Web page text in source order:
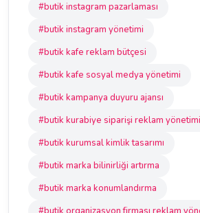
#butik instagram pazarlaması
#butik instagram yönetimi
#butik kafe reklam bütçesi
#butik kafe sosyal medya yönetimi
#butik kampanya duyuru ajansı
#butik kurabiye siparişi reklam yönetimi
#butik kurumsal kimlik tasarımı
#butik marka bilinirliği artırma
#butik marka konumlandırma